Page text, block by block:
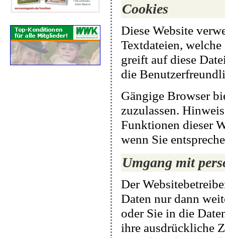
Cookies
Diese Website
Textdateien,
greift auf diese
die
Gängige Browser
zuzulassen.
Funktionen dieser
wenn Sie
Umgang mit
Der
Daten nur dann
oder Sie in die
ihre ausdrückliche